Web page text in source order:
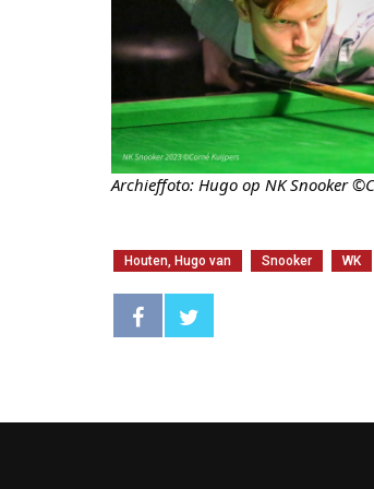
Archieffoto: Hugo op NK Snooker
Houten, Hugo van Snooker WK